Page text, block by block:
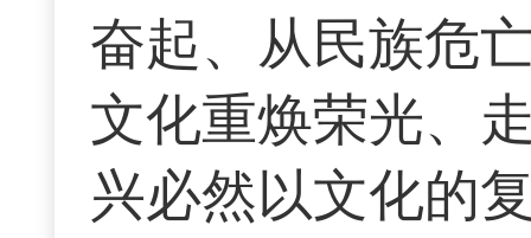
奋起、从民族危
文化重焕荣光、
兴必然以文化的